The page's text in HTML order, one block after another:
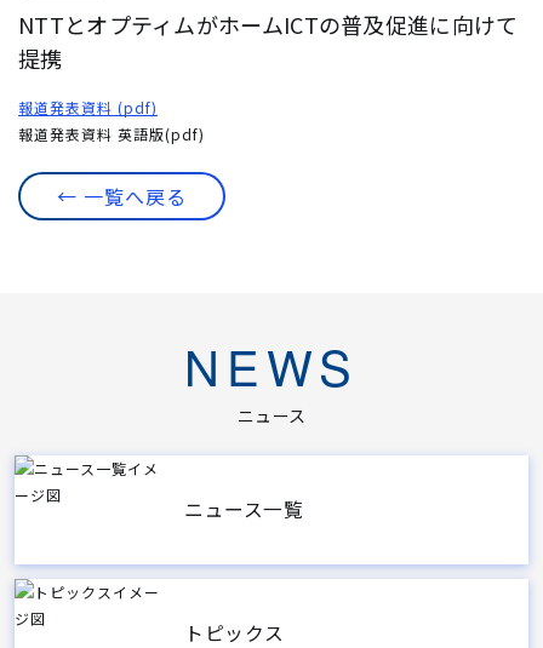
NTTとオプティムがホームICTの普及促進に向けて
提携
報道発表資料 (pdf)
報道発表資料 英語版(pdf)
← 一覧へ戻る
NEWS
ニュース
ニュース一覧
トピックス